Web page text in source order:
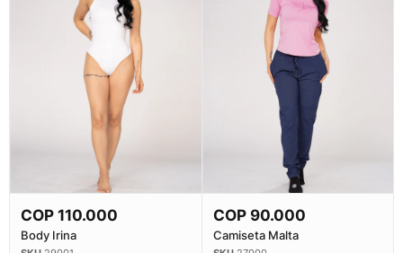
Comprar Ahora
COP 110.000
Body Irina
Comprar Ahora
COP90.000
Camiseta Malta